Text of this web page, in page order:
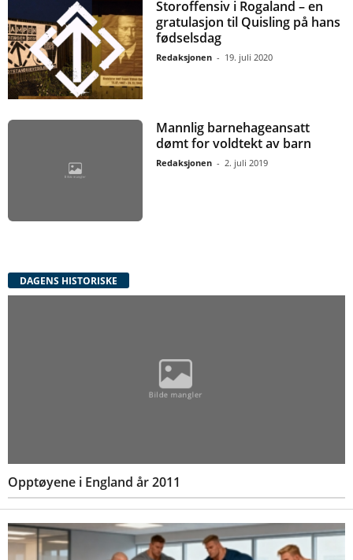
Storoffensiv i Rogaland – en
gratulasjon til Quisling på hans
fødselsdag
Redaksjonen - 19. juli 2020
Mannlig barnehageansatt
dømt for voldtekt av barn
Redaksjonen - 2. juli 2019
DAGENS HISTORISKE
Opptøyene i England år 2011